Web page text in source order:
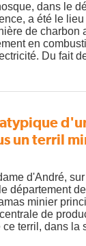
dans le
a été le
de charbon
en
Du fait
un terril
d'André,
département
minier
de
ce terril, dans la